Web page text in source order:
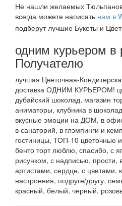
Не нашли желаемых
всегда можете написать нам в
подберут лучшие Букеты и
одним курьером в
Получателю
лучшая Цветочная-
доставка ОДНИМ КУРЬЕРОМ!
дубайский шоколад, магазин
аниматоры, клубника в
вкусные эмоции на ДОМ, в
в санаторий, в глэмпинги и
гостиницы, ТОП-10 цветочные
бенто торт люблю, спасибо, с
рисунком, с надписью, прости,
артистами, сердце, с цветами,
настроения, подруге/другу,
красный, белый, черный,